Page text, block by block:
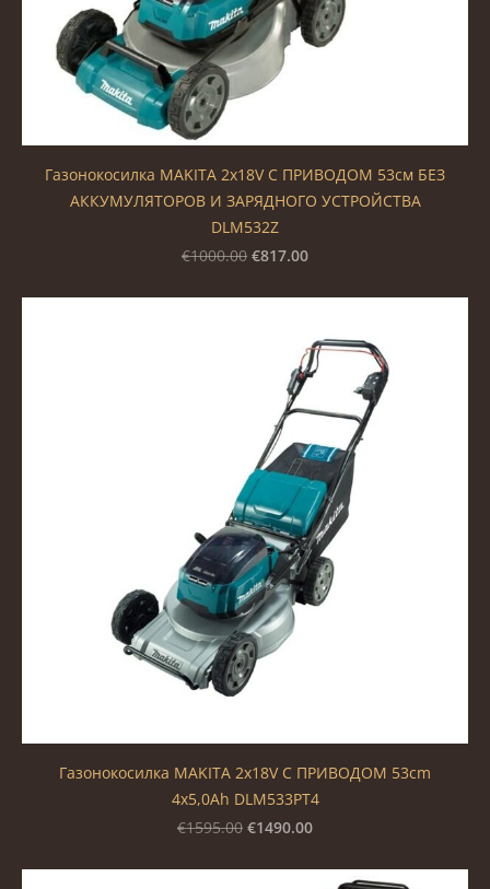
Газонокосилка MAKITA 2x18V С ПРИВОДОМ 53см БЕЗ
АККУМУЛЯТОРОВ И ЗАРЯДНОГО УСТРОЙСТВА
DLM532Z
€1000.00 €817.00
Газонокосилка MAKITA 2x18V С ПРИВОДОМ 53cm
4x5,0Ah DLM533PT4
€1595.00 €1490.00